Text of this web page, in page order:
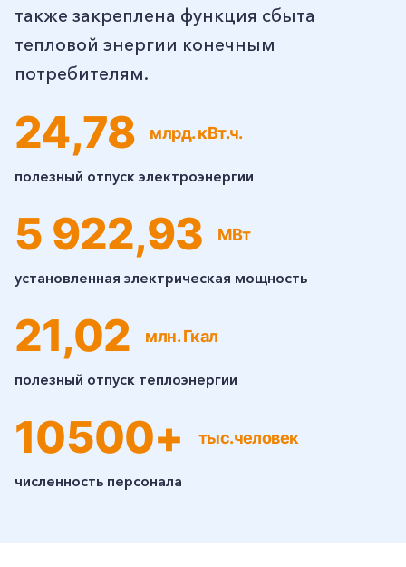
также закреплена функция сбыта
тепловой энергии конечным
потребителям.
24,78 млрд. кВт.ч.
полезный отпуск электроэнергии
5 922,93 МВт
установленная электрическая мощность
21,02 млн. Гкал
полезный отпуск теплоэнергии
10500+ тыс.человек
численность персонала